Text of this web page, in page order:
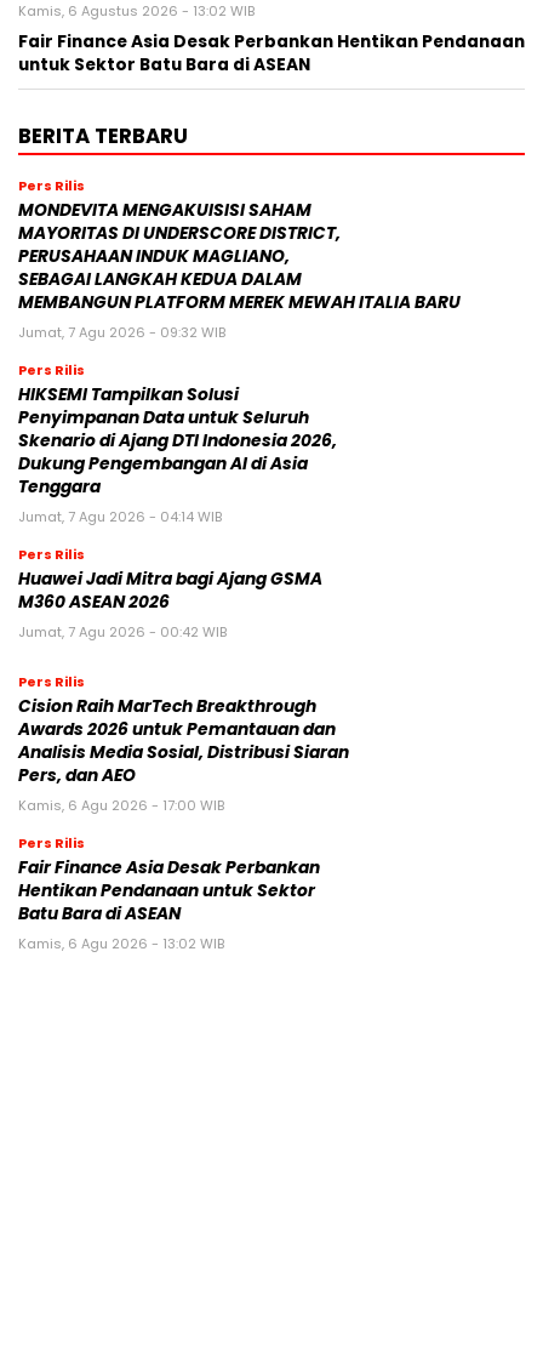
Kamis, 6 Agustus 2026 - 13:02 WIB
Fair Finance Asia Desak Perbankan Hentikan Pendanaan
untuk Sektor Batu Bara di ASEAN
BERITA TERBARU
Pers Rilis
MONDEVITA MENGAKUISISI SAHAM
MAYORITAS DI UNDERSCORE DISTRICT,
PERUSAHAAN INDUK MAGLIANO,
SEBAGAI LANGKAH KEDUA DALAM
MEMBANGUN PLATFORM MEREK MEWAH ITALIA BARU
Jumat, 7 Agu 2026 - 09:32 WIB
Pers Rilis
HIKSEMI Tampilkan Solusi
Penyimpanan Data untuk Seluruh
Skenario di Ajang DTI Indonesia 2026,
Dukung Pengembangan AI di Asia
Tenggara
Jumat, 7 Agu 2026 - 04:14 WIB
Pers Rilis
Huawei Jadi Mitra bagi Ajang GSMA
M360 ASEAN 2026
Jumat, 7 Agu 2026 - 00:42 WIB
Pers Rilis
Cision Raih MarTech Breakthrough
Awards 2026 untuk Pemantauan dan
Analisis Media Sosial, Distribusi Siaran
Pers, dan AEO
Kamis, 6 Agu 2026 - 17:00 WIB
Pers Rilis
Fair Finance Asia Desak Perbankan
Hentikan Pendanaan untuk Sektor
Batu Bara di ASEAN
Kamis, 6 Agu 2026 - 13:02 WIB